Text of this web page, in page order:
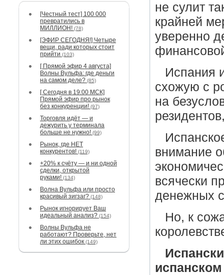
[Честный тест] 100 000
превратились в
МИЛЛИОН! (78)
[ЭФИР СЕГОДНЯ!] Четыре
вещи, ради которых стоит
прийти (103)
[ Прямой эфир 4 августа]
Волны Вульфа: где деньги
на самом деле? (85)
[ Сегодня в 19:00 МСК]
Прямой эфир про рынок
без конкуренции! (97)
Торговля идёт — и
дежурить у терминала
больше не нужно! (99)
Рынок, где НЕТ
конкурентов! (119)
+20% к счёту — и ни одной
сделки, открытой
руками! (134)
Волна Вульфа или просто
красивый зигзаг? (148)
Рынок игнорирует Ваш
идеальный анализ? (154)
Волны Вульфа не
работают? Проверьте, нет
ли этих ошибок (149)
не сулит
крайней
уверенно
Испания
схожую с
на
внимание
всячески
денежных
Но, к
испанском